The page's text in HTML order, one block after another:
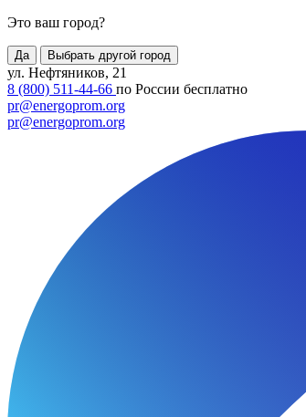
Это ваш город?
Да Выбрать другой город
ул. Нефтяников, 21
8 (800) 511-44-66 по России бесплатно
pr@energoprom.org
pr@energoprom.org